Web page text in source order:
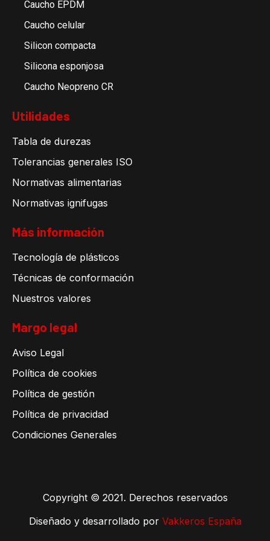
Caucho EPDM
Caucho celular
Silicon compacta
Silicona esponjosa
Caucho Neopreno CR
Utilidades
Tabla de durezas
Tolerancias generales ISO
Normativas alimentarias
Normativas ignifugas
Más información
Tecnología de plásticos
Técnicas de conformación
Nuestros valores
Margo legal
Aviso Legal
Política de cookies
Política de gestión
Política de privacidad
Condiciones Generales
Copyright © 2021. Derechos reservados
Diseñado y desarrollado por Vakkeros España